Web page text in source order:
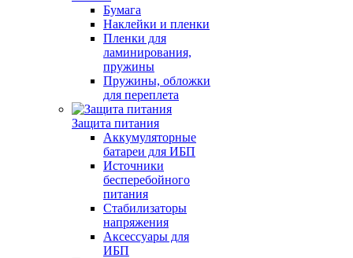
Бумага
Наклейки и пленки
Пленки для
ламинирования,
пружины
Пружины, обложки
для переплета
Защита питания
Аккумуляторные
батареи для ИБП
Источники
бесперебойного
питания
Стабилизаторы
напряжения
Аксессуары для
ИБП